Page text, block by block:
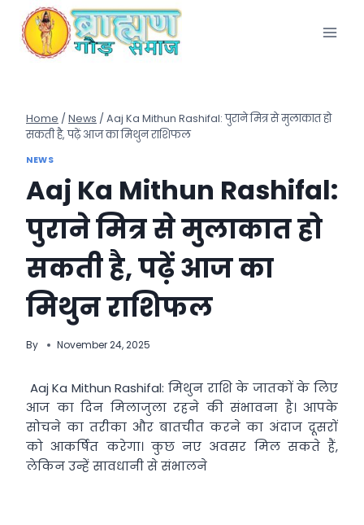
content
Home / News / Aaj Ka Mithun Rashifal: पुराने मित्र से मुलाकात हो
सकती है, पढ़ें आज का मिथुन राशिफल
NEWS
Aaj Ka Mithun Rashifal:
पुराने मित्र से मुलाकात हो
सकती है, पढ़ें आज का
मिथुन राशिफल
By November 24, 2025
Aaj Ka Mithun Rashifal: मिथुन राशि के जातकों के लिए
आज का दिन मिलाजुला रहने की संभावना है। आपके
सोचने का तरीका और बातचीत करने का अंदाज दूसरों
को आकर्षित करेगा। कुछ नए अवसर मिल सकते हैं,
लेकिन उन्हें सावधानी से संभालने